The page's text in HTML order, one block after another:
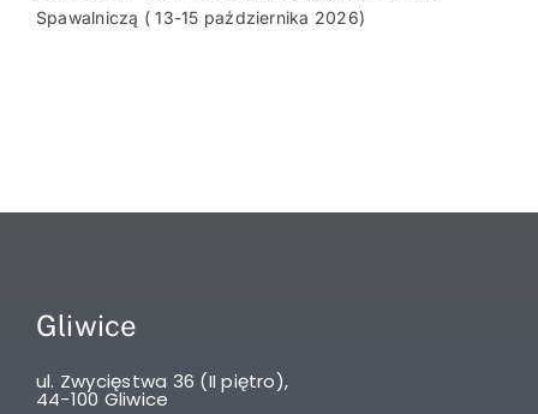
Spawalniczą ( 13-15 października 2026)
Gliwice
ul. Zwycięstwa 36 (II piętro),
44-100 Gliwice